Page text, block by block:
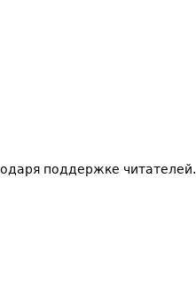
поддержке читателей.